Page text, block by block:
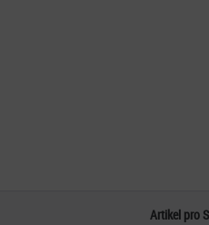
Artikel pro